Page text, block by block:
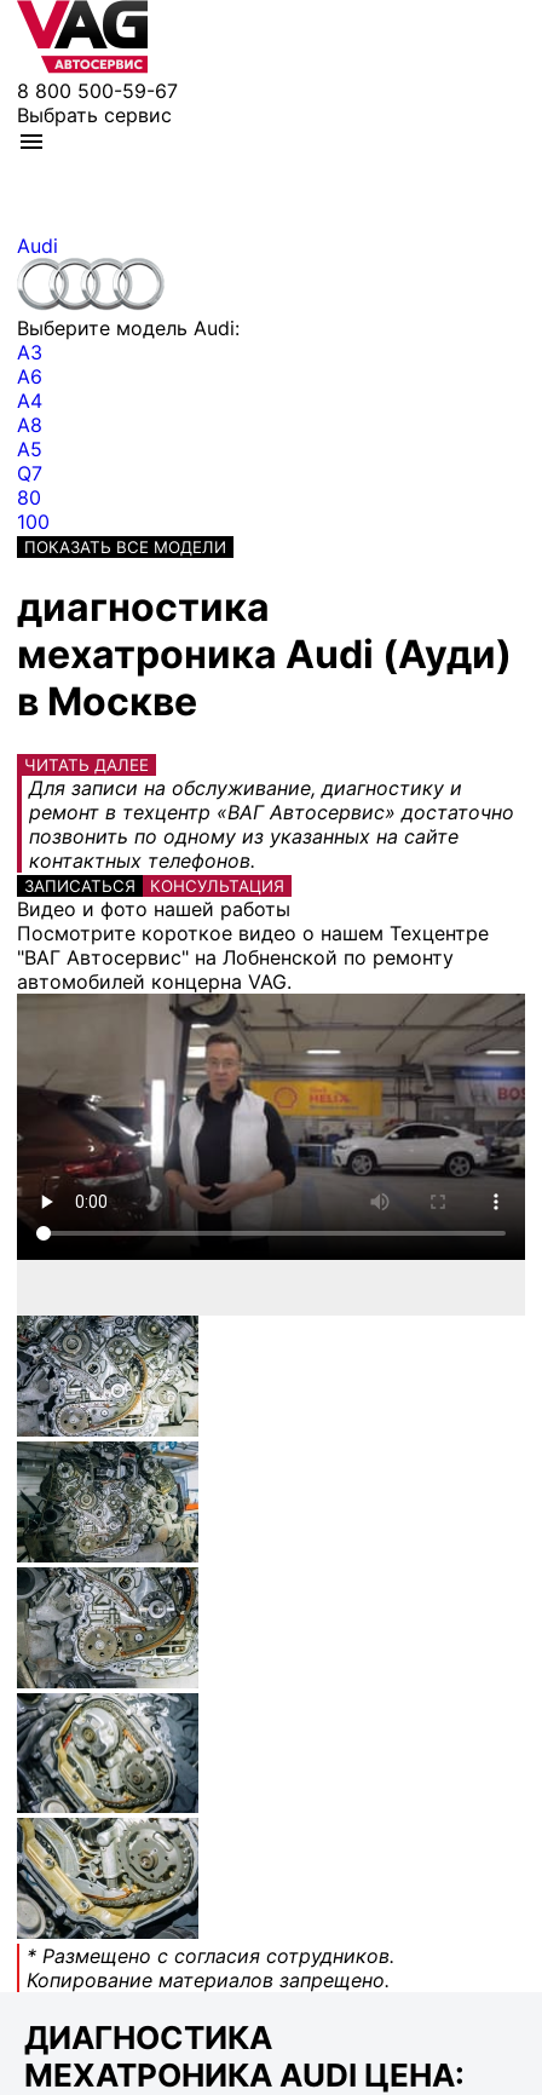
8 800 500-59-67
Выбрать сервис
Audi
Выберите модель Audi:
A3
A6
A4
A8
A5
Q7
80
100
ПОКАЗАТЬ ВСЕ МОДЕЛИ
диагностика
мехатроника Audi (Ауди)
в Москве
ЧИТАТЬ ДАЛЕЕ
Для записи на обслуживание, диагностику и
ремонт в техцентр «ВАГ Автосервис» достаточно
позвонить по одному из указанных на сайте
контактных телефонов.
ЗАПИСАТЬСЯ КОНСУЛЬТАЦИЯ
Видео и фото нашей работы
Посмотрите короткое видео о нашем Техцентре
"ВАГ Автосервис" на Лобненской по ремонту
автомобилей концерна VAG.
* Размещено с согласия сотрудников.
Копирование материалов запрещено.
ДИАГНОСТИКА
МЕХАТРОНИКА AUDI ЦЕНА: